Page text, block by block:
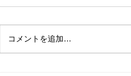
コメントを追加…